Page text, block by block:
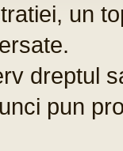
un
dreptul
pun